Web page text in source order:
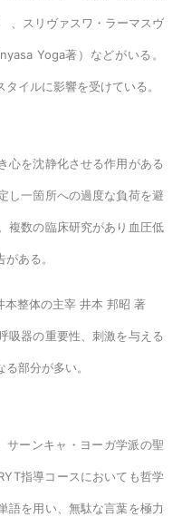
、スリヴァスワ・ラーマスヴ
Yoga著）などがいる。
イルに影響を受けている。
心を沈静化させる作用がある
し一箇所への過度な負荷を避
複数の臨床研究があり血圧低
ある。
本整体の主宰 井本 邦昭 著
吸器の重要性、刺激を与える
部分が多い。
サーンキャ・ヨーガ学派の聖
指導コースにおいても哲学
語を用い、無駄な言葉を極力